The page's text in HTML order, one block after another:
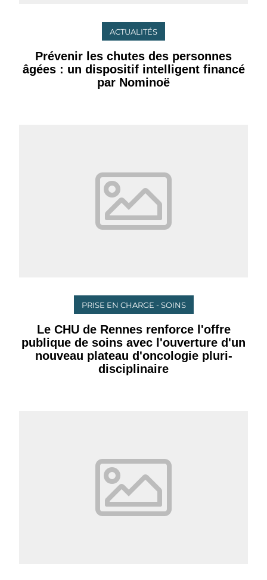
ACTUALITÉS
Prévenir les chutes des personnes
âgées : un dispositif intelligent financé
par Nominoë
PRISE EN CHARGE - SOINS
Le CHU de Rennes renforce l'offre
publique de soins avec l'ouverture d'un
nouveau plateau d'oncologie pluri-
disciplinaire